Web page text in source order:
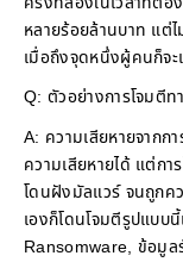
หลายร้อยล้านบาท แต่ไ
เมื่อถึงจุดหนึ่งผู้คนก็จะ
Q: ตัวอย่างการโจมตีท
A: ความเสียหายจาก
ความเสียหายได้ แต่กา
โดนฝังมัลแวร์ จนถูกค
เองก็โดนโจมตีรูปแบบ
Ransomware, ข้อมูล